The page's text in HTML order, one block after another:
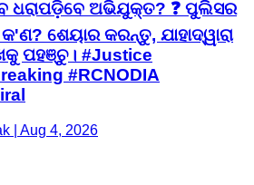
ଧରାପଡ଼ିବେ ଅଭିଯୁକ୍ତ? ❓ ପୁଲିସର
ଶେୟାର କରନ୍ତୁ, ଯାହାଦ୍ୱାରା
ପହଞ୍ଚୁ। #Justice
#RCNODIA
| Aug 4, 2026